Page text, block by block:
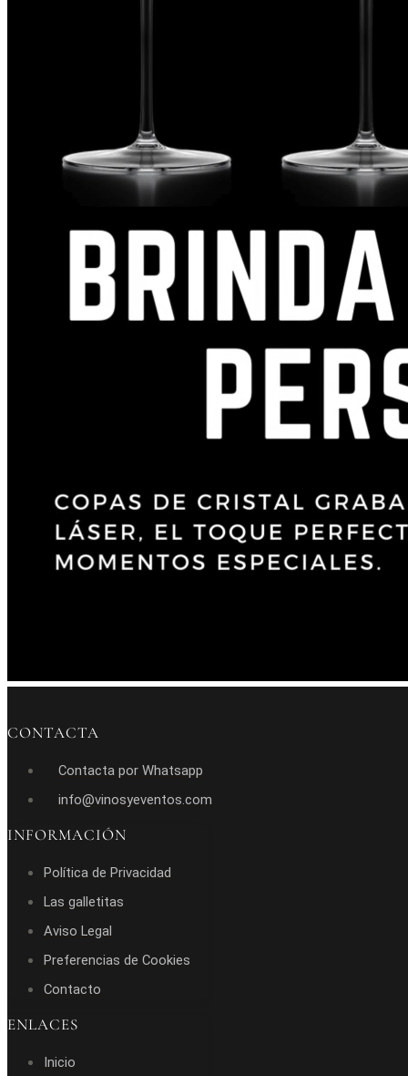
CONTACTA
Contacta por Whatsapp
info@vinosyeventos.com
INFORMACIÓN
Política de Privacidad
Las galletitas
Aviso Legal
Preferencias de Cookies
Contacto
ENLACES
Inicio